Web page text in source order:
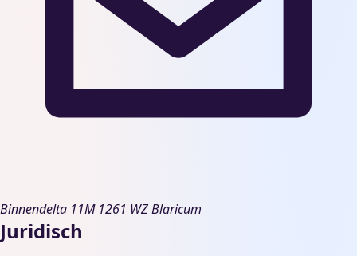
Binnendelta 11M 1261 WZ Blaricum
Juridisch